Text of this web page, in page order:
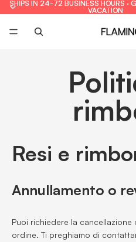
SHIPS IN 24-72 BUSINESS HOURS ·
VACATION
SHIPS IN 24-72 BUSINESS HOURS ·
VACATION
Resi e
Annullamento o
Puoi richiedere la
ordine. Ti preghiamo di